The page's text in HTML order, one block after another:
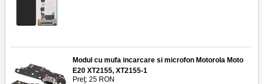
Modul cu mufa incarcare si microfon Motorola Moto
E20 XT2155, XT2155-1
Preţ: 25 RON